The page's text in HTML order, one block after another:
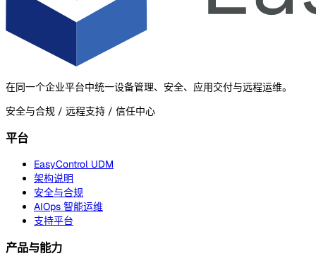
在同一个企业平台中统一设备管理、安全、应用交付与远程运维。
安全与合规 / 远程支持 / 信任中心
平台
EasyControl UDM
架构说明
安全与合规
AIOps 智能运维
支持平台
产品与能力